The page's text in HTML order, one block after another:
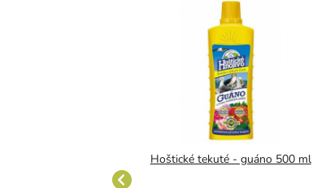
Hoštické tekuté - guáno 500 ml